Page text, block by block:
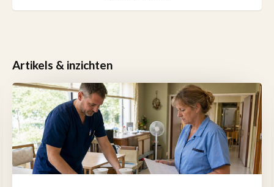
Artikels & inzichten